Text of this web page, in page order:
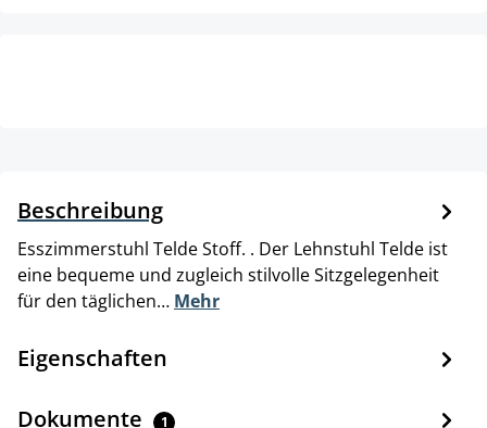
Beschreibung
Esszimmerstuhl Telde Stoff. . Der Lehnstuhl Telde ist
eine bequeme und zugleich stilvolle Sitzgelegenheit
für den täglichen… Mehr
Eigenschaften
Dokumente 1